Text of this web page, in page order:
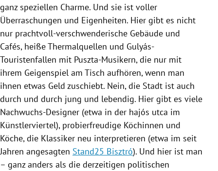
ganz speziellen Charme. Und sie ist voller
Überraschungen und Eigenheiten. Hier gibt es nicht
nur prachtvoll-verschwenderische Gebäude und
Cafés, heiße Thermalquellen und Gulyás-
Touristenfallen mit Puszta-Musikern, die nur mit
ihrem Geigenspiel am Tisch aufhören, wenn man
ihnen etwas Geld zuschiebt. Nein, die Stadt ist auch
durch und durch jung und lebendig. Hier gibt es viele
Nachwuchs-Designer (etwa in der hajós utca im
Künstlerviertel), probierfreudige Köchinnen und
Köche, die Klassiker neu interpretieren (etwa im seit
Jahren angesagten Stand25 Bisztró). Und hier ist man
– ganz anders als die derzeitigen politischen